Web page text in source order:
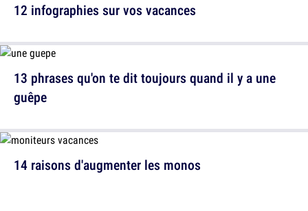
13 phrases qu'on te dit toujours quand il y a une
guêpe
12 infographies sur vos vacances
14 raisons d'augmenter les monos